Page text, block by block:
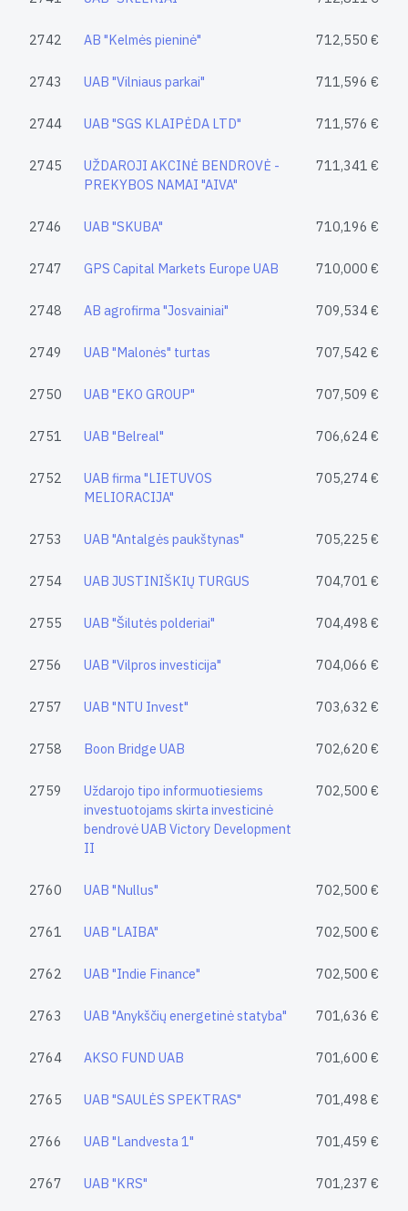
2742 AB "Kelmės pieninė" 712,550 €
2743 UAB "Vilniaus parkai" 711,596 €
2744 UAB "SGS KLAIPĖDA LTD" 711,576 €
2745
UŽDAROJI AKCINĖ BENDROVĖ -
PREKYBOS NAMAI "AIVA"
711,341 €
2746 UAB "SKUBA" 710,196 €
2747 GPS Capital Markets Europe UAB 710,000 €
2748 AB agrofirma "Josvainiai" 709,534 €
2749 UAB "Malonės" turtas 707,542 €
2750 UAB "EKO GROUP" 707,509 €
2751 UAB "Belreal" 706,624 €
2752
UAB firma "LIETUVOS
MELIORACIJA"
705,274 €
2753 UAB "Antalgės paukštynas" 705,225 €
2754 UAB JUSTINIŠKIŲ TURGUS 704,701 €
2755 UAB "Šilutės polderiai" 704,498 €
2756 UAB "Vilpros investicija" 704,066 €
2757 UAB "NTU Invest" 703,632 €
2758 Boon Bridge UAB 702,620 €
2759
Uždarojo tipo informuotiesiems
investuotojams skirta investicinė
bendrovė UAB Victory Development
II
702,500 €
2760 UAB "Nullus" 702,500 €
2761 UAB "LAIBA" 702,500 €
2762 UAB "Indie Finance" 702,500 €
2763 UAB "Anykščių energetinė statyba" 701,636 €
2764 AKSO FUND UAB 701,600 €
2765 UAB "SAULĖS SPEKTRAS" 701,498 €
2766 UAB "Landvesta 1" 701,459 €
2767 UAB "KRS" 701,237 €